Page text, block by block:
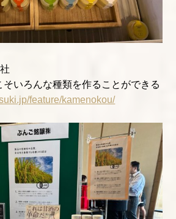
いろんな種類を作ることができる
feature/kamenokou/